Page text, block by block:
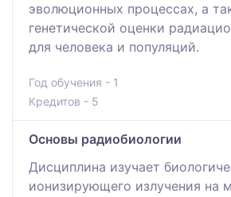
эволюционных процессах, а
генетической оценки
для человека и популяций.
Год обучения - 1
Кредитов - 5
Основы радиобиологии
Дисциплина изучает
ионизирующего излучения на